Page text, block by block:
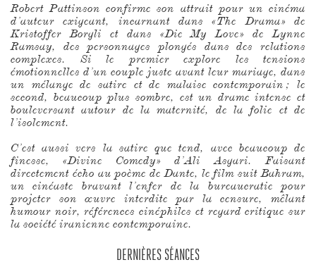
Robert Pattinson confirme son attrait pour un cinéma
d’auteur exigeant, incarnant dans «The Drama» de
Kristoffer Borgli et dans «Die My Love» de Lynne
Ramsay, des personnages plongés dans des relations
complexes. Si le premier explore les tensions
émotionnelles d’un couple juste avant leur mariage, dans
un mélange de satire et de malaise contemporain ; le
second, beaucoup plus sombre, est un drame intense et
bouleversant autour de la maternité, de la folie et de
l’isolement.
C’est aussi vers la satire que tend, avec beaucoup de
finesse, «Divine Comedy» d’Ali Asgari. Faisant
directement écho au poème de Dante, le film suit Bahram,
un cinéaste bravant l’enfer de la bureaucratie pour
projeter son œuvre interdite par la censure, mêlant
humour noir, références cinéphiles et regard critique sur
la société iranienne contemporaine.
DERNIÈRES SÉANCES